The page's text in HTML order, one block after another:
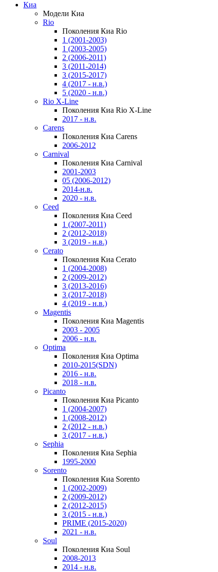
Киа
Модели Киа
Rio
Поколения Киа Rio
1 (2001-2003)
1 (2003-2005)
2 (2006-2011)
3 (2011-2014)
3 (2015-2017)
4 (2017 - н.в.)
5 (2020 - н.в.)
Rio X-Line
Поколения Киа Rio X-Line
2017 - н.в.
Carens
Поколения Киа Carens
2006-2012
Carnival
Поколения Киа Carnival
2001-2003
05 (2006-2012)
2014-н.в.
2020 - н.в.
Ceed
Поколения Киа Ceed
1 (2007-2011)
2 (2012-2018)
3 (2019 - н.в.)
Cerato
Поколения Киа Cerato
1 (2004-2008)
2 (2009-2012)
3 (2013-2016)
3 (2017-2018)
4 (2019 - н.в.)
Magentis
Поколения Киа Magentis
2003 - 2005
2006 - н.в.
Optima
Поколения Киа Optima
2010-2015(SDN)
2016 - н.в.
2018 - н.в.
Picanto
Поколения Киа Picanto
1 (2004-2007)
1 (2008-2012)
2 (2012 - н.в.)
3 (2017 - н.в.)
Sephia
Поколения Киа Sephia
1995-2000
Sorento
Поколения Киа Sorento
1 (2002-2009)
2 (2009-2012)
2 (2012-2015)
3 (2015 - н.в.)
PRIME (2015-2020)
2021 - н.в.
Soul
Поколения Киа Soul
2008-2013
2014 - н.в.